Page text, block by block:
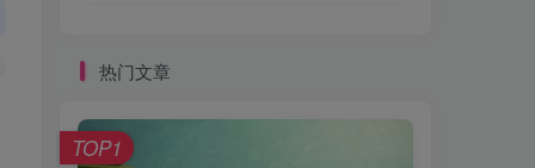
热门文章
TOP1